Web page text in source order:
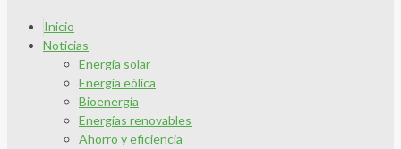
Inicio
Noticias
Energía solar
Energía eólica
Bioenergía
Energías renovables
Ahorro y eficiencia